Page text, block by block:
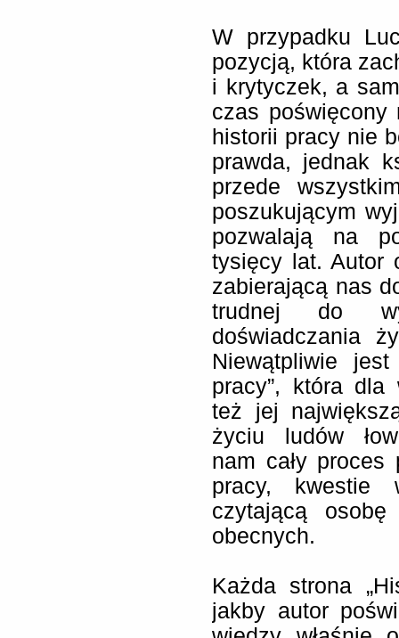
W przypadku
pozycją, która
i krytyczek, a
czas
historii pracy nie
prawda, jednak
przede
poszukującym
pozwalają na
tysięcy lat. Autor
zabierającą nas
trudnej do
doświadczania
Niewątpliwie
pracy”, która
też jej
życiu ludów
nam cały proces
pracy, kwestie
czytającą
obecnych.
Każda strona
jakby autor